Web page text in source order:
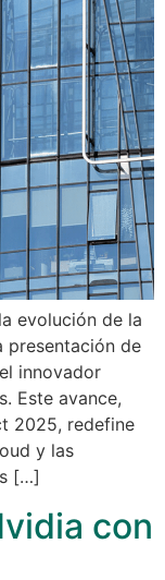
evolución de la
presentación de
innovador
Este avance,
2025, redefine
y las
[…]
con